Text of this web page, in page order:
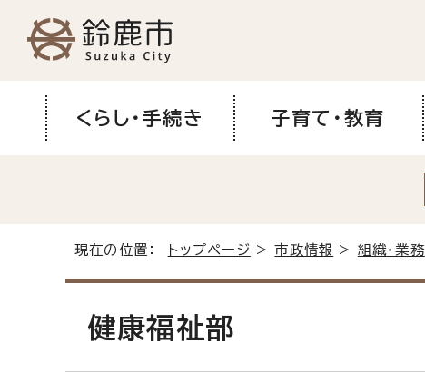
くらし・手続き 子育て・教育
現在の位置： トップページ >市政情報 > 組織・業務
健康福祉部